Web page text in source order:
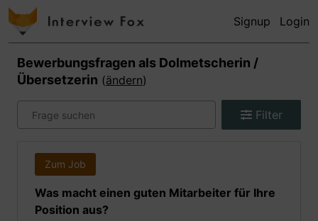
Signup Login
Bewerbungsfragen als Dolmetscherin /
Übersetzerin (ändern)
Filter
Zum Job
Was macht einen guten Mitarbeiter für Ihre
Position aus?